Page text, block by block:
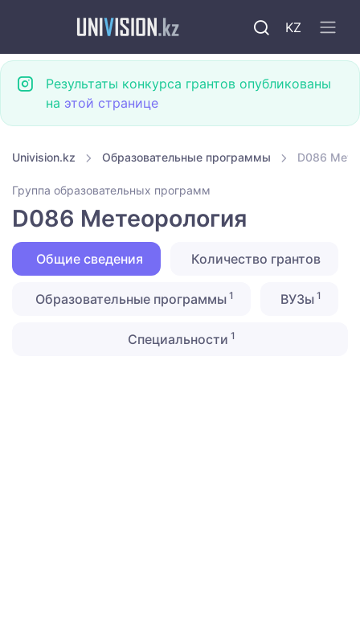
KZ
Результаты конкурса грантов опубликованы
на этой странице
Univision.kz Образовательные программы D086
Группа образовательных программ
D086 Метеорология
Общие сведения Количество грантов
Образовательные программы 1 ВУЗы 1
Специальности 1